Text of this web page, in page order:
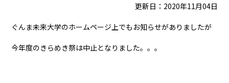
更新日：2020年11月04日
ぐんま未来大学のホームページ上でもお知らせがありましたが
今年度のきらめき祭は中止となりました。。。